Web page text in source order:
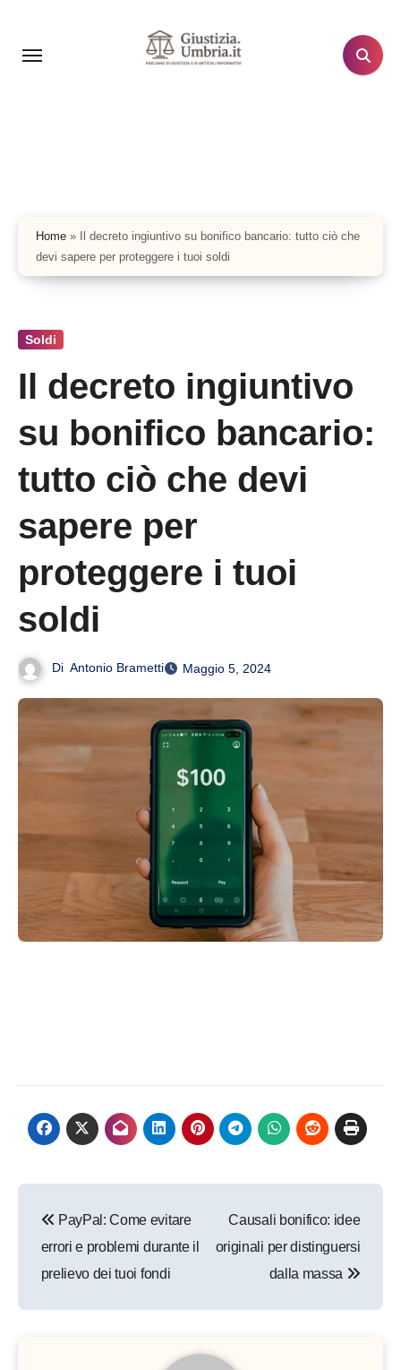
contenuto
Home »
Il decreto ingiuntivo su bonifico bancario: tutto ciò che
devi sapere per proteggere i tuoi soldi
Soldi
Il decreto ingiuntivo
su bonifico bancario:
tutto ciò che devi
sapere per
proteggere i tuoi
soldi
Di Antonio Brametti Maggio 5, 2024
articoli
PayPal: Come evitare
errori e problemi durante il
prelievo dei tuoi fondi
Causali bonifico: idee
originali per distinguersi
dalla massa